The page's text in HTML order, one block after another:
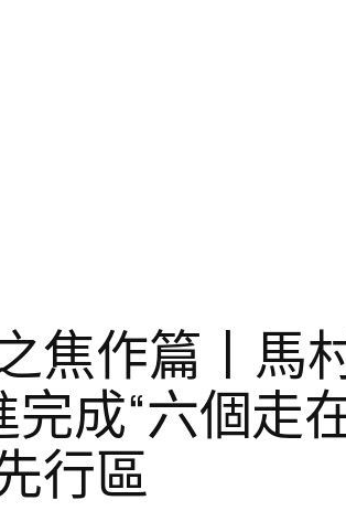
焦作篇丨馬
成“六個走
行區